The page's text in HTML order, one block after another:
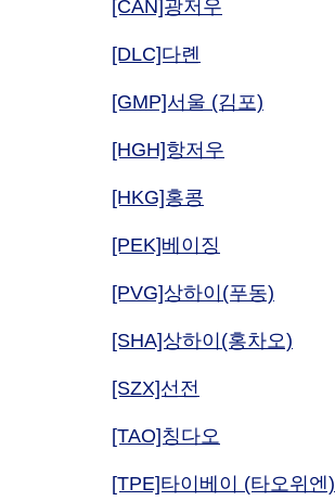
[CAN]광저우
[DLC]다롄
[GMP]서울 (김포)
[HGH]항저우
[HKG]홍콩
[PEK]베이징
[PVG]상하이(푸동)
[SHA]상하이(홍차오)
[SZX]선전
[TAO]칭다오
[TPE]타이베이 (타오위엔)